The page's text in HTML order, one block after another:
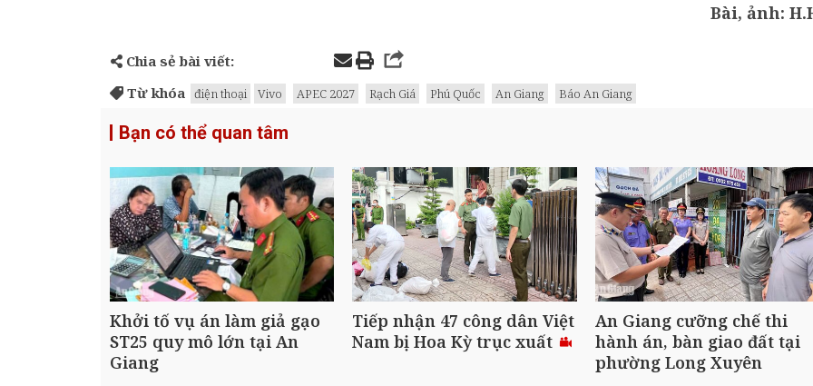
Bài, ảnh:
Chia sẻ bài viết:
Từ khóa
điện thoại Vivo APEC 2027 Rạch Giá Phú Quốc An Giang Báo An Giang
Bạn có thể quan tâm
Khởi tố vụ án làm giả gạo
ST25 quy mô lớn tại An
Giang
Tiếp nhận 47 công dân Việt
Nam bị Hoa Kỳ trục xuất
An Giang cưỡng chế thi
hành án, bàn giao đất tại
phường Long Xuyên